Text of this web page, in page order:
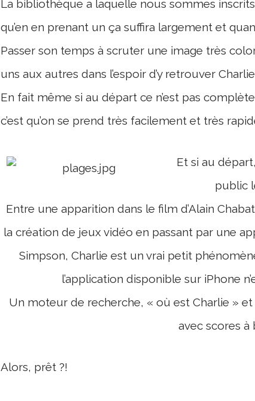
La bibliothèque a laquelle nous sommes
qu’en en prenant un ça suffira largement et
Passer son temps à scruter une image très
uns aux autres dans l’espoir d’y retrouver
En fait même si au départ ce n’est pas
c’est qu’on se prend très facilement et très
Et si au
public
Entre une apparition dans le film d’Alain
la création de jeux vidéo en passant par une
Simpson, Charlie est un vrai petit
l’application disponible sur iPhone
Un moteur de recherche, « où est Charlie »
avec scores à
Alors, prêt ?!